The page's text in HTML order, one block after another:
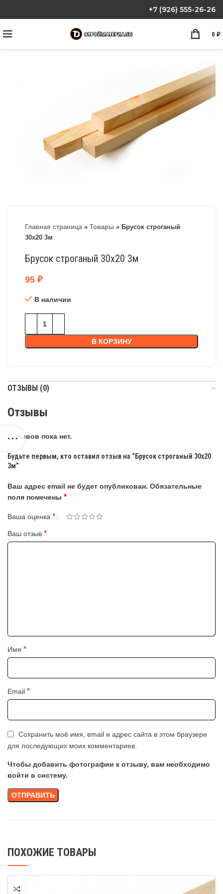
+7 (926) 555-26-26
0 ₽
Главная страница» Товары » Брусок строганый
30х20 3м
Брусок строганый 30х20 3м
95 ₽
В наличии
В КОРЗИНУ
ОТЗЫВЫ (0)
Отзывы
Отзывов пока нет.
Будьте первым, кто оставил отзыв на “Брусок строганый 30х20
3м”
Ваш адрес email не будет опубликован. Обязательные
поля помечены *
Ваша оценка *
Ваш отзыв *
Имя *
Email *
Сохранить моё имя, email и адрес сайта в этом браузере
для последующих моих комментариев.
Чтобы добавить фотографии к отзыву, вам необходимо
войти в систему.
ПОХОЖИЕ ТОВАРЫ